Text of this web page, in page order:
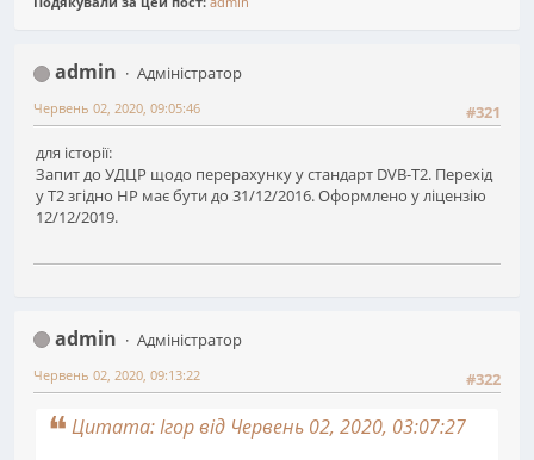
admin
Адміністратор
#321
Червень 02, 2020, 09:05:46
для історії:
Запит до УДЦР щодо перерахунку у стандарт DVB-T2. Перехід
у Т2 згідно НР має бути до 31/12/2016. Оформлено у ліцензію
12/12/2019.
admin
Адміністратор
#322
Червень 02, 2020, 09:13:22
Цитата: Ігор від Червень 02, 2020, 03:07:27